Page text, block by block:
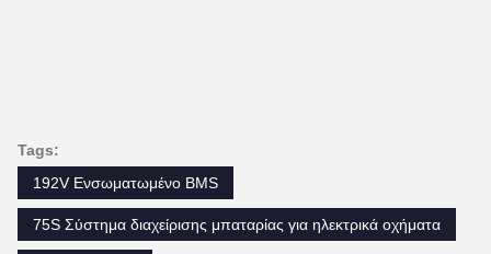
Tags:
192V Ενσωματωμένο BMS
75S Σύστημα διαχείρισης μπαταρίας για ηλεκτρικά οχήματα